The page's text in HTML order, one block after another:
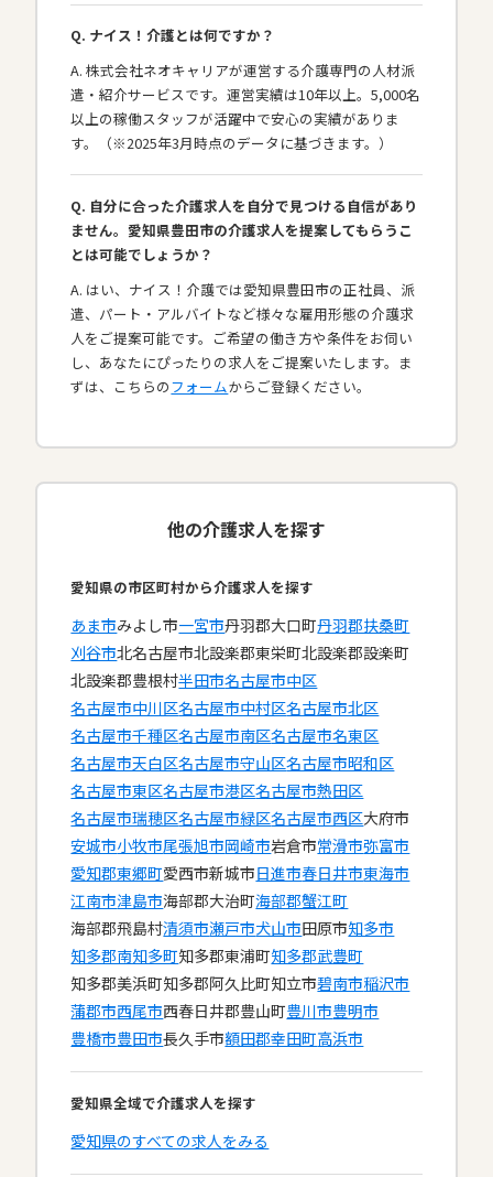
Q. ナイス！介護とは何ですか？
A. 株式会社ネオキャリアが運営する介護専門の人材派
遣・紹介サービスです。運営実績は10年以上。5,000名
以上の稼働スタッフが活躍中で安心の実績がありま
す。（※2025年3月時点のデータに基づきます。）
Q. 自分に合った介護求人を自分で見つける自信があり
ません。愛知県豊田市の介護求人を提案してもらうこ
とは可能でしょうか？
A. はい、ナイス！介護では愛知県豊田市の正社員、派
遣、パート・アルバイトなど様々な雇用形態の介護求
人をご提案可能です。ご希望の働き方や条件をお伺い
し、あなたにぴったりの求人をご提案いたします。ま
ずは、こちらのフォームからご登録ください。
他の介護求人を探す
愛知県の市区町村から介護求人を探す
あま市みよし市一宮市丹羽郡大口町丹羽郡扶桑町
刈谷市北名古屋市北設楽郡東栄町北設楽郡設楽町
北設楽郡豊根村半田市名古屋市中区
名古屋市中川区名古屋市中村区名古屋市北区
名古屋市千種区名古屋市南区名古屋市名東区
名古屋市天白区名古屋市守山区名古屋市昭和区
名古屋市東区名古屋市港区名古屋市熱田区
名古屋市瑞穂区名古屋市緑区名古屋市西区大府市
安城市小牧市尾張旭市岡崎市岩倉市常滑市弥富市
愛知郡東郷町愛西市新城市日進市春日井市東海市
江南市津島市海部郡大治町海部郡蟹江町
海部郡飛島村清須市瀬戸市犬山市田原市知多市
知多郡南知多町知多郡東浦町知多郡武豊町
知多郡美浜町知多郡阿久比町知立市碧南市稲沢市
蒲郡市西尾市西春日井郡豊山町豊川市豊明市
豊橋市豊田市長久手市額田郡幸田町高浜市
愛知県全域で介護求人を探す
愛知県のすべての求人をみる